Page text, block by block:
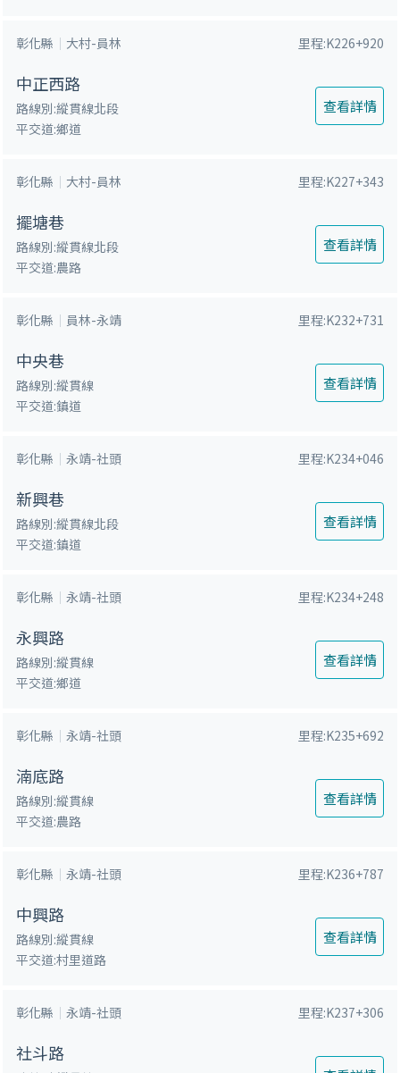
彰化縣 大村-員林 里程:K226+920
中正西路
路線別:縱貫線北段
平交道:鄉道
查看詳情
彰化縣 大村-員林 里程:K227+343
擺塘巷
路線別:縱貫線北段
平交道:農路
查看詳情
彰化縣 員林-永靖 里程:K232+731
中央巷
路線別:縱貫線
平交道:鎮道
查看詳情
彰化縣 永靖-社頭 里程:K234+046
新興巷
路線別:縱貫線北段
平交道:鎮道
查看詳情
彰化縣 永靖-社頭 里程:K234+248
永興路
路線別:縱貫線
平交道:鄉道
查看詳情
彰化縣 永靖-社頭 里程:K235+692
湳底路
路線別:縱貫線
平交道:農路
查看詳情
彰化縣 永靖-社頭 里程:K236+787
中興路
路線別:縱貫線
平交道:村里道路
查看詳情
彰化縣 永靖-社頭 里程:K237+306
社斗路